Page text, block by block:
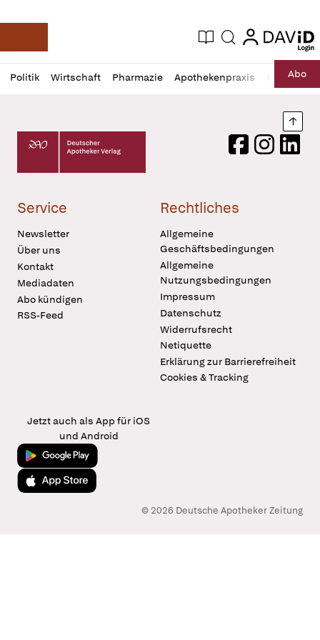
Deutsche Apotheker Zeitung
Aktuelle Ausgabe
Suche login
login
Politik Wirtschaft Pharmazie Apothekenpraxis RechtAbo
Profil
öffnen
Daz
Pur
Deutscher Apotheker Verlag Logo
FacebookInstagram
Service
Newsletter
Über uns
Kontakt
Mediadaten
Abo kündigen
RSS-Feed
Rechtliches
Allgemeine
Geschäftsbedingungen
Allgemeine
Nutzungsbedingungen
Impressum
Datenschutz
Widerrufsrecht
Netiquette
Erklärung zur Barrierefreiheit
Cookies & Tracking
Jetzt auch als App für iOS
und Android
Jetzt bei Google Play
Laden im App Store
© 2026 Deutsche Apotheker Zeitung